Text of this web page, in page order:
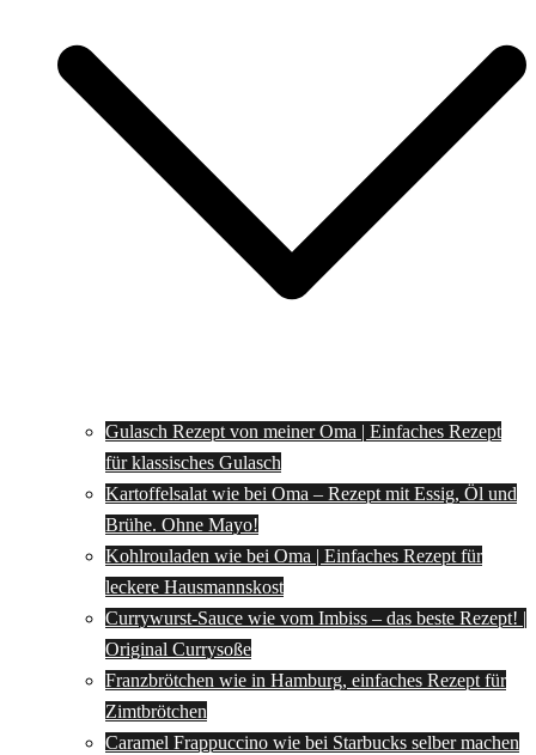
Gulasch Rezept von meiner Oma | Einfaches Rezept
für klassisches Gulasch
Kartoffelsalat wie bei Oma – Rezept mit Essig, Öl und
Brühe. Ohne Mayo!
Kohlrouladen wie bei Oma | Einfaches Rezept für
leckere Hausmannskost
Currywurst-Sauce wie vom Imbiss – das beste Rezept! |
Original Currysoße
Franzbrötchen wie in Hamburg, einfaches Rezept für
Zimtbrötchen
Caramel Frappuccino wie bei Starbucks selber machen